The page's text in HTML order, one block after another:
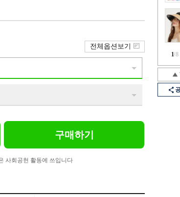
1/8
전체옵션보기
구매하기
사회공헌 활동에 쓰입니다